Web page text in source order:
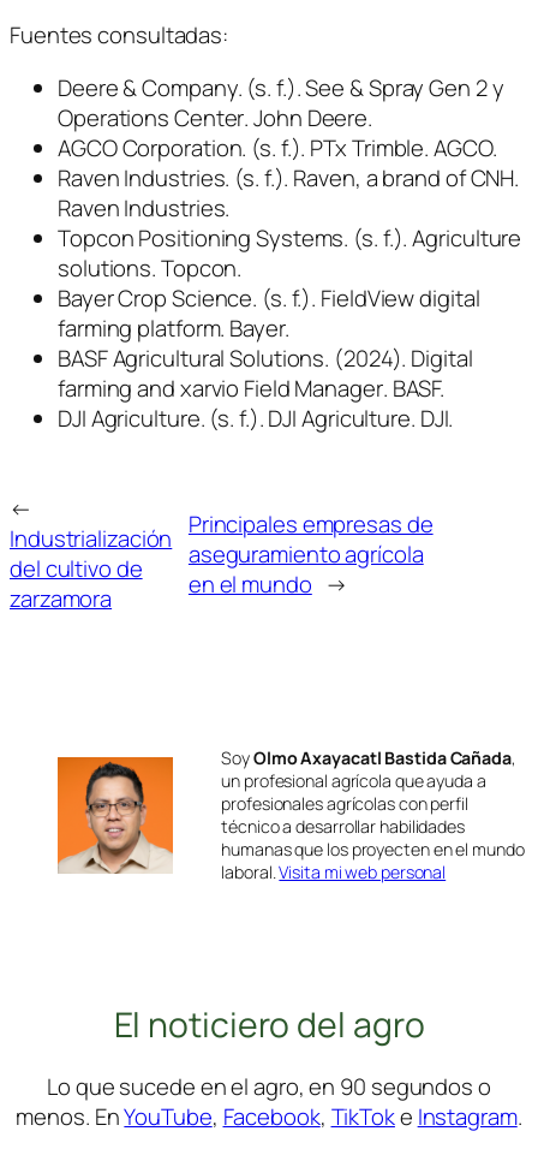
Fuentes consultadas:
Deere & Company. (s. f.).See & Spray Gen 2y
Operations Center. John Deere.
AGCO Corporation. (s. f.). PTx Trimble. AGCO.
Raven Industries. (s. f.). Raven, a brand of CNH.
Raven Industries.
Topcon Positioning Systems. (s. f.).Agriculture
solutions. Topcon.
Bayer Crop Science. (s. f.). FieldView digital
farming platform. Bayer.
BASF Agricultural Solutions. (2024). Digital
farming and xarvio Field Manager. BASF.
DJI Agriculture. (s. f.).DJI Agriculture. DJI.
←
Industrialización
del cultivo de
zarzamora
Principales empresas de
aseguramiento agrícola
en el mundo →
SoyOlmo Axayacatl Bastida Cañada,
un profesional agrícola que ayuda a
profesionales agrícolas con perfil
técnico a desarrollar habilidades
humanas que los proyecten en el mundo
laboral.Visita mi web personal
El noticiero del agro
Lo que sucede en el agro, en 90 segundos o
menos. EnYouTube, Facebook, TikToke Instagram.